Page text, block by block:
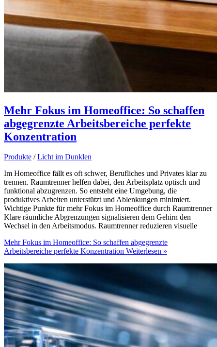
Mehr Fokus im Homeoffice: So schaffen
abgegrenzte Arbeitsbereiche perfekte
Konzentration
Produkte /Licht im Dunklen
Im Homeoffice fällt es oft schwer, Berufliches und Privates klar zu
trennen. Raumtrenner helfen dabei, den Arbeitsplatz optisch und
funktional abzugrenzen. So entsteht eine Umgebung, die
produktives Arbeiten unterstützt und Ablenkungen minimiert.
Wichtige Punkte für mehr Fokus im Homeoffice durch Raumtrenner
Klare räumliche Abgrenzungen signalisieren dem Gehirn den
Wechsel in den Arbeitsmodus. Raumtrenner reduzieren visuelle
Mehr Fokus im Homeoffice: So schaffen abgegrenzte
Arbeitsbereiche perfekte Konzentration Weiterlesen »